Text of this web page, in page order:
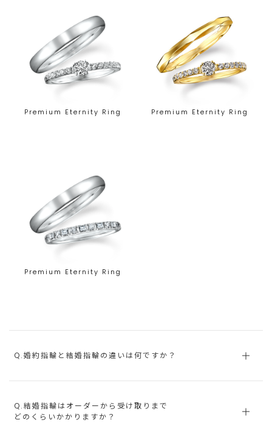
Premium Eternity Ring Premium Eternity Ring
Premium Eternity Ring
Q.婚約指輪と結婚指輪の違いは何ですか？
Q.結婚指輪はオーダーから受け取りまで
どのくらいかかりますか？